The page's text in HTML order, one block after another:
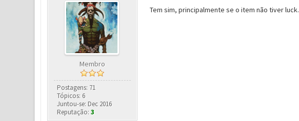
Membro
Postagens: 71
Tópicos: 6
Juntou-se: Dec 2016
Reputação:3
Tem sim, principalmente se o item não tiver luck.